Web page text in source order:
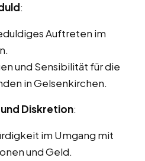
:
Auftreten im
und Sensibilität für die
in Gelsenkirchen.
Diskretion:
im Umgang mit
und Geld.